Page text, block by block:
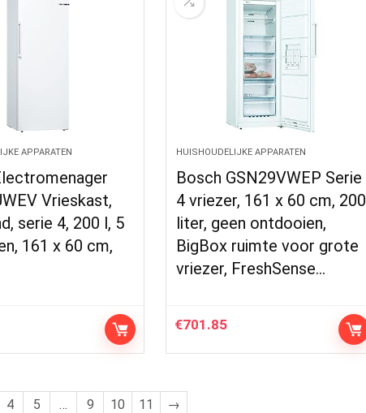
APPARATEN
Vrieskast,
serie 4, 200 l, 5
161 x 60 cm,
HUISHOUDELIJKE APPARATEN
Bosch GSN29VWEP Serie
4 vriezer, 161 x 60 cm, 200
liter, geen ontdooien,
BigBox ruimte voor grote
vriezer, FreshSense…
€701.85
4 5 … 9 10 11 →